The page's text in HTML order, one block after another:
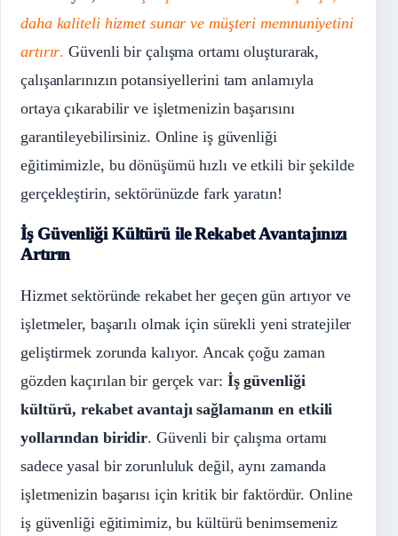
daha kaliteli hizmet sunar ve müşteri memnuniyetini
artırır. Güvenli bir çalışma ortamı oluşturarak,
çalışanlarınızın potansiyellerini tam anlamıyla
ortaya çıkarabilir ve işletmenizin başarısını
garantileyebilirsiniz. Online iş güvenliği
eğitimimizle, bu dönüşümü hızlı ve etkili bir şekilde
gerçekleştirin, sektörünüzde fark yaratın!
İş Güvenliği Kültürü ile Rekabet Avantajınızı
Artırın
Hizmet sektöründe rekabet her geçen gün artıyor ve
işletmeler, başarılı olmak için sürekli yeni stratejiler
geliştirmek zorunda kalıyor. Ancak çoğu zaman
gözden kaçırılan bir gerçek var: İş güvenliği
kültürü, rekabet avantajı sağlamanın en etkili
yollarından biridir. Güvenli bir çalışma ortamı
sadece yasal bir zorunluluk değil, aynı zamanda
işletmenizin başarısı için kritik bir faktördür. Online
iş güvenliği eğitimimiz, bu kültürü benimsemeniz